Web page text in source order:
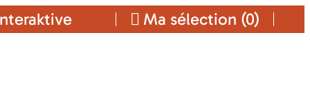
Ma sélection (0)